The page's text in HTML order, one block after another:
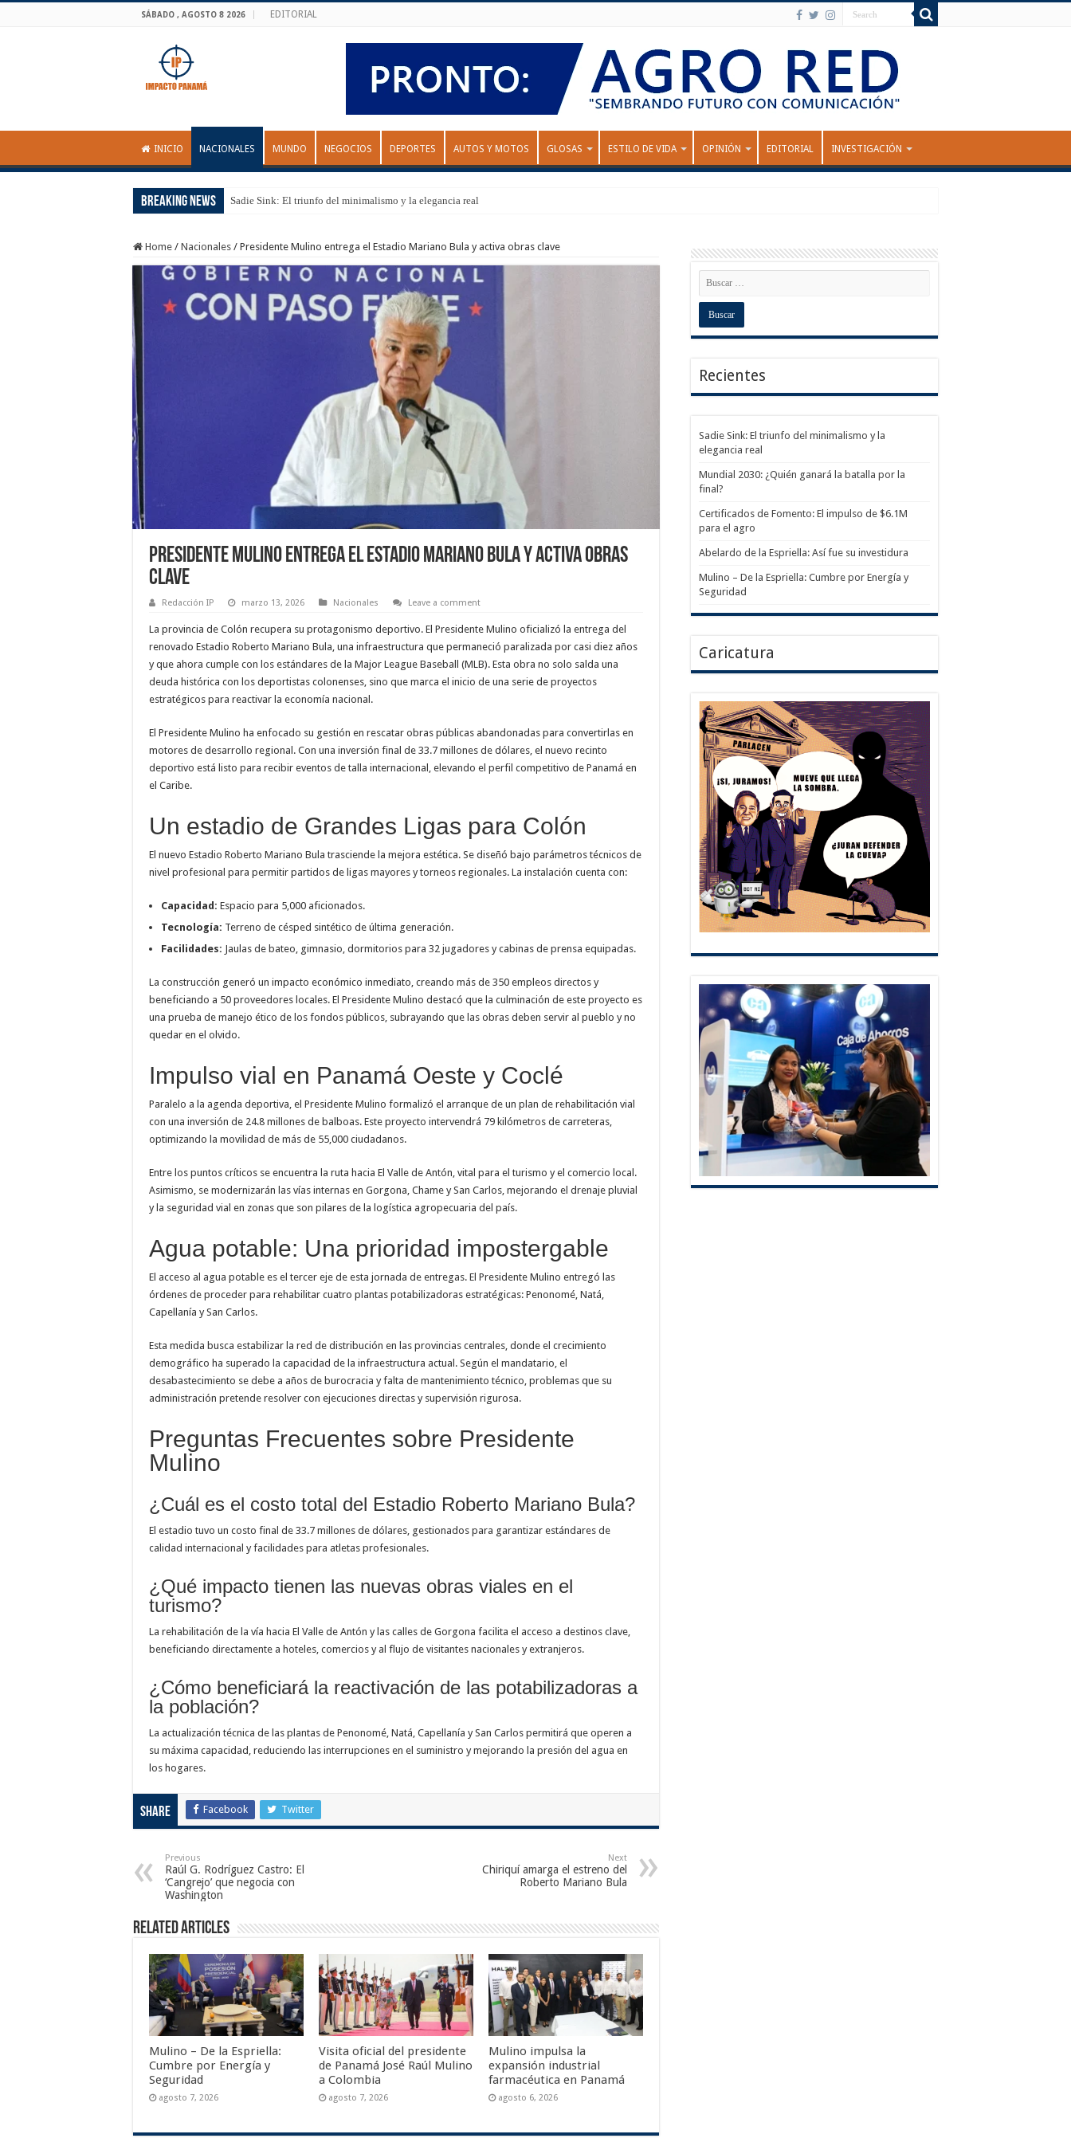
SÁBADO , AGOSTO 8 2026 EDITORIAL
INICIO NACIONALES MUNDO NEGOCIOS DEPORTES AUTOS Y MOTOS GLOSAS ESTILO DE VIDA OPINIÓN EDITORIAL INVESTIGACIÓN
Breaking News Sadie Sink: El triunfo del minimalismo y la elegancia real
Home / Nacionales / Presidente Mulino entrega el Estadio Mariano Bula y activa obras clave
Presidente Mulino entrega el Estadio Mariano Bula y activa obras
clave
Redacción IP marzo 13, 2026 Nacionales Leave a comment
La provincia de Colón recupera su protagonismo deportivo. El Presidente Mulino oficializó la entrega del
renovado Estadio Roberto Mariano Bula, una infraestructura que permaneció paralizada por casi diez años
y que ahora cumple con los estándares de la Major League Baseball (MLB). Esta obra no solo salda una
deuda histórica con los deportistas colonenses, sino que marca el inicio de una serie de proyectos
estratégicos para reactivar la economía nacional.
El Presidente Mulino ha enfocado su gestión en rescatar obras públicas abandonadas para convertirlas en
motores de desarrollo regional. Con una inversión final de 33.7 millones de dólares, el nuevo recinto
deportivo está listo para recibir eventos de talla internacional, elevando el perfil competitivo de Panamá en
el Caribe.
Un estadio de Grandes Ligas para Colón
El nuevo Estadio Roberto Mariano Bula trasciende la mejora estética. Se diseñó bajo parámetros técnicos de
nivel profesional para permitir partidos de ligas mayores y torneos regionales. La instalación cuenta con:
Capacidad: Espacio para 5,000 aficionados.
Tecnología: Terreno de césped sintético de última generación.
Facilidades: Jaulas de bateo, gimnasio, dormitorios para 32 jugadores y cabinas de prensa equipadas.
La construcción generó un impacto económico inmediato, creando más de 350 empleos directos y
beneficiando a 50 proveedores locales. El Presidente Mulino destacó que la culminación de este proyecto es
una prueba de manejo ético de los fondos públicos, subrayando que las obras deben servir al pueblo y no
quedar en el olvido.
Impulso vial en Panamá Oeste y Coclé
Paralelo a la agenda deportiva, el Presidente Mulino formalizó el arranque de un plan de rehabilitación vial
con una inversión de 24.8 millones de balboas. Este proyecto intervendrá 79 kilómetros de carreteras,
optimizando la movilidad de más de 55,000 ciudadanos.
Entre los puntos críticos se encuentra la ruta hacia El Valle de Antón, vital para el turismo y el comercio local.
Asimismo, se modernizarán las vías internas en Gorgona, Chame y San Carlos, mejorando el drenaje pluvial
y la seguridad vial en zonas que son pilares de la logística agropecuaria del país.
Agua potable: Una prioridad impostergable
El acceso al agua potable es el tercer eje de esta jornada de entregas. El Presidente Mulino entregó las
órdenes de proceder para rehabilitar cuatro plantas potabilizadoras estratégicas: Penonomé, Natá,
Capellanía y San Carlos.
Esta medida busca estabilizar la red de distribución en las provincias centrales, donde el crecimiento
demográfico ha superado la capacidad de la infraestructura actual. Según el mandatario, el
desabastecimiento se debe a años de burocracia y falta de mantenimiento técnico, problemas que su
administración pretende resolver con ejecuciones directas y supervisión rigurosa.
Preguntas Frecuentes sobre Presidente
Mulino
¿Cuál es el costo total del Estadio Roberto Mariano Bula?
El estadio tuvo un costo final de 33.7 millones de dólares, gestionados para garantizar estándares de
calidad internacional y facilidades para atletas profesionales.
¿Qué impacto tienen las nuevas obras viales en el
turismo?
La rehabilitación de la vía hacia El Valle de Antón y las calles de Gorgona facilita el acceso a destinos clave,
beneficiando directamente a hoteles, comercios y al flujo de visitantes nacionales y extranjeros.
¿Cómo beneficiará la reactivación de las potabilizadoras a
la población?
La actualización técnica de las plantas de Penonomé, Natá, Capellanía y San Carlos permitirá que operen a
su máxima capacidad, reduciendo las interrupciones en el suministro y mejorando la presión del agua en
los hogares.
Share Facebook Twitter
Previous
Raúl G. Rodríguez Castro: El
‘Cangrejo’ que negocia con
Washington
Next
Chiriquí amarga el estreno del
Roberto Mariano Bula
Related Articles
Mulino – De la Espriella:
Cumbre por Energía y
Seguridad
agosto 7, 2026
Visita oficial del presidente
de Panamá José Raúl Mulino
a Colombia
agosto 7, 2026
Mulino impulsa la
expansión industrial
farmacéutica en Panamá
agosto 6, 2026
Recientes
Sadie Sink: El triunfo del minimalismo y la
elegancia real
Mundial 2030: ¿Quién ganará la batalla por la
final?
Certificados de Fomento: El impulso de $6.1M
para el agro
Abelardo de la Espriella: Así fue su investidura
Mulino – De la Espriella: Cumbre por Energía y
Seguridad
Caricatura